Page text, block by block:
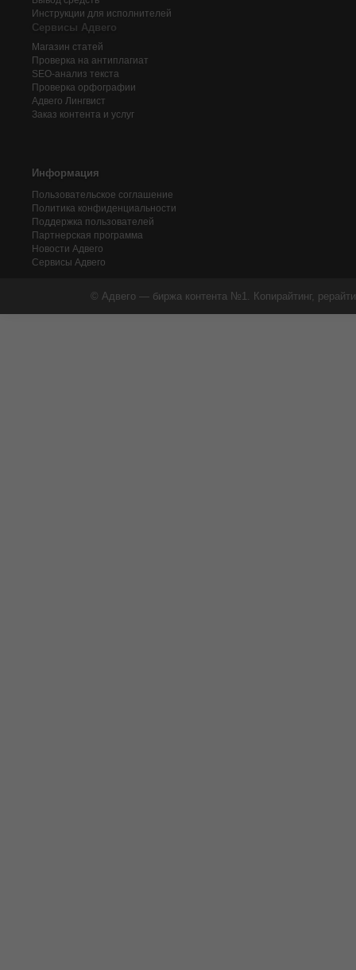
Инструкции для исполнителей
Сервисы Адвего
Магазин статей
Проверка на антиплагиат
SEO-анализ текста
Проверка орфографии
Адвего Лингвист
Заказ контента и услуг
Информация
Пользовательское соглашение
Политика конфиденциальности
Поддержка пользователей
Партнерская программа
Новости Адвего
Сервисы Адвего
© Адвего — биржа контента №1. Копирайтинг,